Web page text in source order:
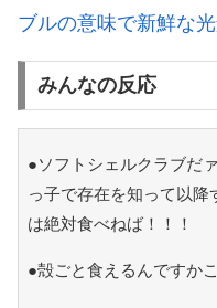
ブルの意味で新鮮な光
みんなの反応
●ソフトシェルクラブだ
っ子で存在を知って以
は絶対食べねば！！！
●殻ごと食えるんですか